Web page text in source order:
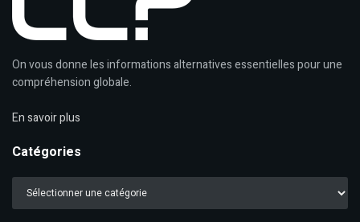
On vous donne les informations alternatives essentielles pour une
compréhension globale.
En savoir plus
Catégories
Catégories